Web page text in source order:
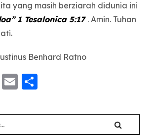
yang masih berziarah didunia ini
1 Tesalonica 5:17 . Amin. Tuhan
Benhard Ratno
Twitter
Email